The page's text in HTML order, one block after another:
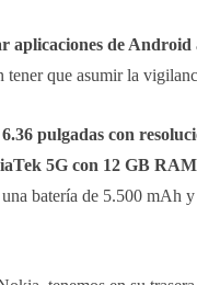
aplicaciones de Android
tener que asumir la
pulgadas con
5G con 12 GB RAM
batería de 5.500 mAh